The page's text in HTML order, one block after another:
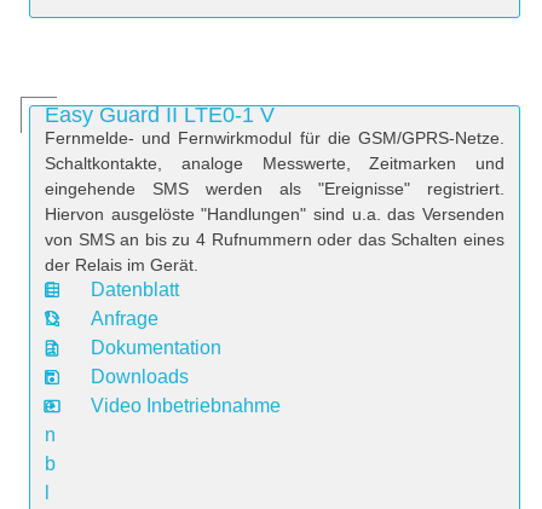
Easy Guard II LTE0-1 V
Fernmelde- und Fernwirkmodul für die GSM/GPRS-Netze.
Schaltkontakte, analoge Messwerte, Zeitmarken und
eingehende SMS werden als "Ereignisse" registriert.
Hiervon ausgelöste "Handlungen" sind u.a. das Versenden
von SMS an bis zu 4 Rufnummern oder das Schalten eines
der Relais im Gerät.
D
a
t
e
n
b
Datenblatt
Anfrage
Dokumentation
Downloads
Video Inbetriebnahme